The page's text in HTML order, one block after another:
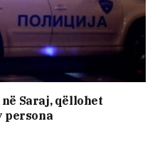
Saraj, qëllohet
persona